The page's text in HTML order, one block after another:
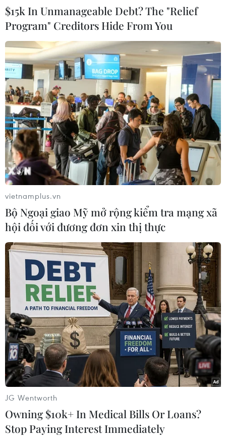
Thủ tướng Phạm Minh Chính chủ trì Hội nghị về thực hiện mô
hình chính quyền địa phương 2 cấp và triển khai các dự án
trọng điểm vùng Đồng bằng sông Cửu Long. (Ảnh: Dương
Giang/TTXVN)
Thủ tướng Phạm Minh Chính chủ trì Hội nghị về thực hiện mô
hình chính quyền địa phương 2 cấp và triển khai các dự án
trọng điểm vùng Đồng bằng sông Cửu Long. (Ảnh: Dương
Giang/TTXVN)
$15k In Unmanageable Debt? The "Relief
Program" Creditors Hide From You
vietnamplus.vn
Bộ Ngoại giao Mỹ mở rộng kiểm tra mạng xã
hội đối với đương đơn xin thị thực
JG Wentworth
Owning $10k+ In Medical Bills Or Loans?
Stop Paying Interest Immediately